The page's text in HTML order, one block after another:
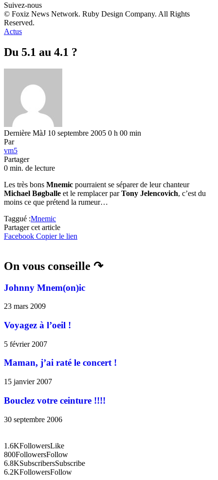
Suivez-nous
© Foxiz News Network. Ruby Design Company. All Rights
Reserved.
Actus
Du 5.1 au 4.1 ?
Dernière MàJ 10 septembre 2005 0 h 00 min
Par
vm5
Partager
0 min. de lecture
Les très bons Mnemic pourraient se séparer de leur chanteur
Michael Bøgballe et le remplacer parTony Jelencovich, c’est du
moins ce que prétend la rumeur…
Taggué :Mnemic
Partager cet article
Facebook Copier le lien
On vous conseille ↷
Johnny Mnem(on)ic
23 mars 2009
Voyagez à l’oeil !
5 février 2007
Maman, j’ai raté le concert !
15 janvier 2007
Bouclez votre ceinture !!!!
30 septembre 2006
1.6KFollowersLike
800FollowersFollow
6.8KSubscribersSubscribe
6.2KFollowersFollow